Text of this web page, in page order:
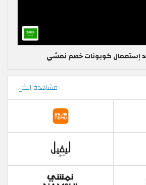
إستعمال كوبونات خصم نمشي
مشاهدة الكل